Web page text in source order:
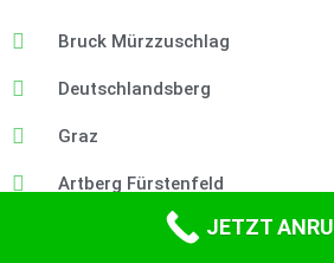
Bruck Mürzzuschlag
Deutschlandsberg
Graz
Artberg Fürstenfeld
JETZT